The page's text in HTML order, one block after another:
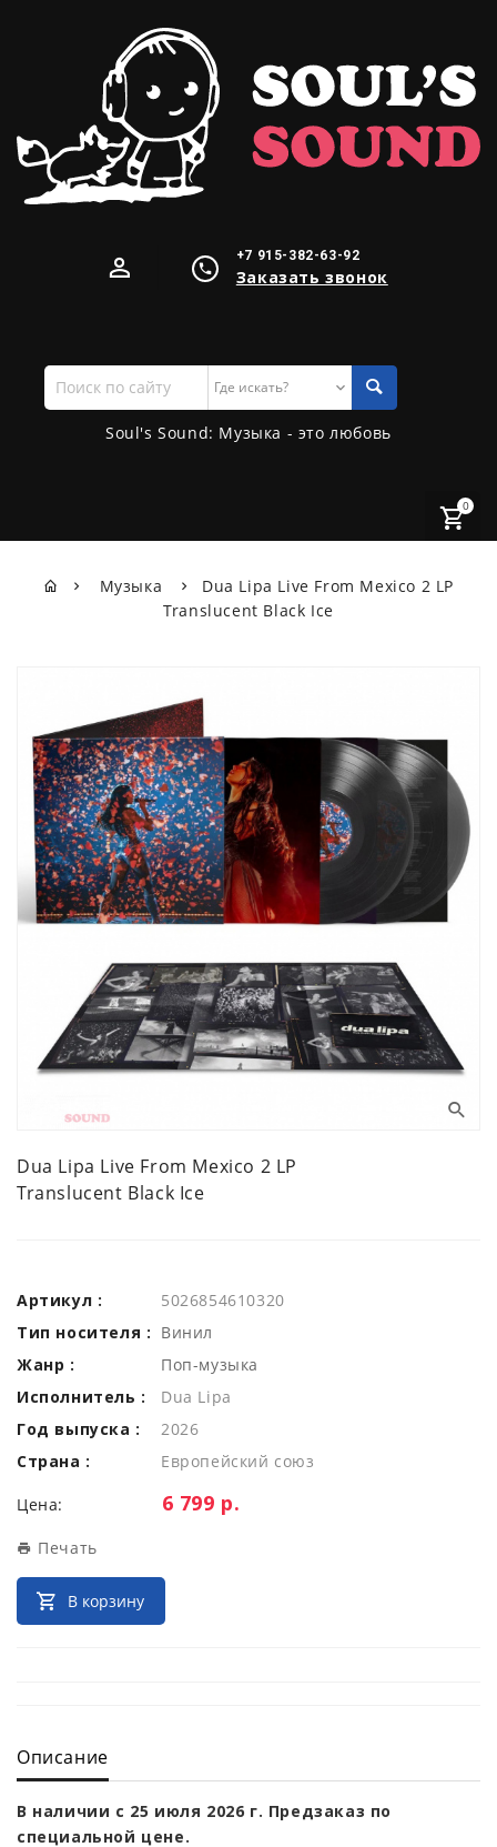
+7 915-382-63-92
Заказать звонок
Поиск
по
сайту
Soul's Sound: Музыка - это любовь
0
Музыка
Dua Lipa Live From Mexico 2 LP
Translucent Black Ice
Dua Lipa Live From Mexico 2 LP
Translucent Black Ice
Артикул :
5026854610320
Тип носителя : Винил
Жанр :
Поп-музыка
Исполнитель :
Dua Lipa
Год выпуска :
2026
Страна :
Европейский союз
Цена: Цена:
6 799 р.
Печать
В корзину
Описание
В наличии с 25 июля 2026 г. Предзаказ по
специальной цене.